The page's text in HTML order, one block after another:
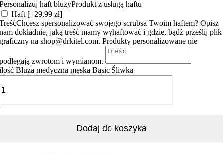
Personalizuj haft bluzyProdukt z usługą haftu
Haft [+29,99 zł]
TreśćChcesz spersonalizować swojego scrubsa Twoim haftem? Opisz
nam dokładnie, jaką treść mamy wyhaftować i gdzie, bądź prześlij plik
graficzny na shop@drkitel.com. Produkty personalizowane nie
podlegają zwrotom i wymianom.
ilość Bluza medyczna męska Basic Śliwka
Dodaj do koszyka